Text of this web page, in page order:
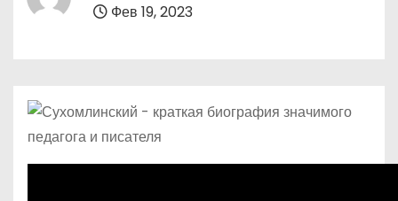
Фев 19, 2023